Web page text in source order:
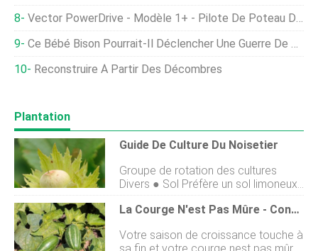
Vector PowerDrive - Modèle 1+ - Pilote De Poteau De Clôture
Ce Bébé Bison Pourrait-Il Déclencher Une Guerre De Portée Moderne ?
Reconstruire À Partir Des Décombres
Plantation
Guide De Culture Du Noisetier
Groupe de rotation des cultures
Divers ● Sol Préfère un sol limoneux
ou sableux bien drainé. Position
Endroit abrité en plein soleil ou mi-
Tolérant au gel Oui Alimentation
La Courge N'est Pas Mûre - Conseils Pour Faire Mûrir La Courge Dans Les Jardins
Votre saison de croissance touche à